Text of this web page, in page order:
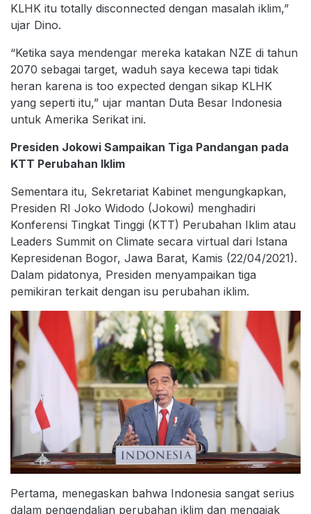
KLHK itu totally disconnected dengan masalah iklim,”
ujar Dino.
“Ketika saya mendengar mereka katakan NZE di tahun
2070 sebagai target, waduh saya kecewa tapi tidak
heran karena is too expected dengan sikap KLHK
yang seperti itu,” ujar mantan Duta Besar Indonesia
untuk Amerika Serikat ini.
Presiden Jokowi Sampaikan Tiga Pandangan pada
KTT Perubahan Iklim
Sementara itu, Sekretariat Kabinet mengungkapkan,
Presiden RI Joko Widodo (Jokowi) menghadiri
Konferensi Tingkat Tinggi (KTT) Perubahan Iklim atau
Leaders Summit on Climate secara virtual dari Istana
Kepresidenan Bogor, Jawa Barat, Kamis (22/04/2021).
Dalam pidatonya, Presiden menyampaikan tiga
pemikiran terkait dengan isu perubahan iklim.
Pertama, menegaskan bahwa Indonesia sangat serius
dalam pengendalian perubahan iklim dan mengajak